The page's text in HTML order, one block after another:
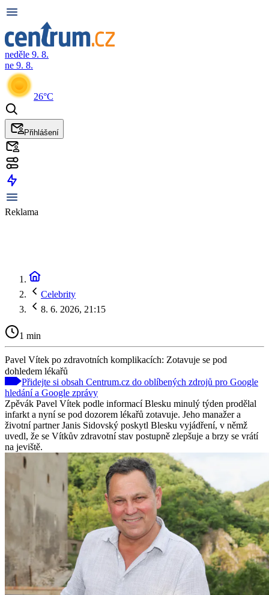
neděle 9. 8.
ne 9. 8.
26°C
Přihlášení
Reklama
Celebrity
8. 6. 2026, 21:15
1 min
Pavel Vítek po zdravotních komplikacích: Zotavuje se pod
dohledem lékařů
Přidejte si obsah Centrum.cz do oblíbených zdrojů pro Google
hledání a Google zprávy
Zpěvák Pavel Vítek podle informací Blesku minulý týden prodělal
infarkt a nyní se pod dozorem lékařů zotavuje. Jeho manažer a
životní partner Janis Sidovský poskytl Blesku vyjádření, v němž
uvedl, že se Vítkův zdravotní stav postupně zlepšuje a brzy se vrátí
na jeviště.